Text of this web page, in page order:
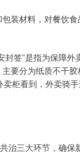
装材料，对餐饮食
签”是指为保障外
要分为纸质不干
柜看到，外卖骑
治三大环节，确保